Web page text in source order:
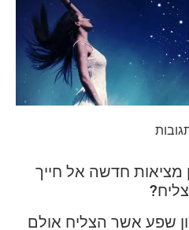
מציאות חדשה אל חייך
שפע אשר הצליח אולם